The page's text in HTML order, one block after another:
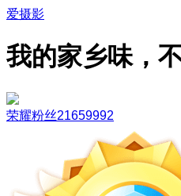
爱摄影
我的家乡味，
荣耀粉丝21659992